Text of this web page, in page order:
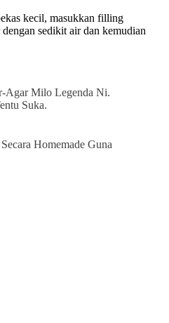
kecil, masukkan filling
sedikit air dan kemudian
Agar Milo Legenda Ni.
Suka.
Homemade Guna